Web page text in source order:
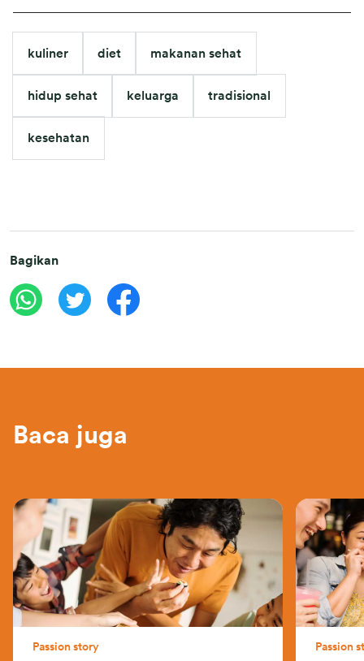
kuliner diet makanan sehat
hidup sehat keluarga tradisional
kesehatan
Bagikan
Baca juga
Passion story Passion